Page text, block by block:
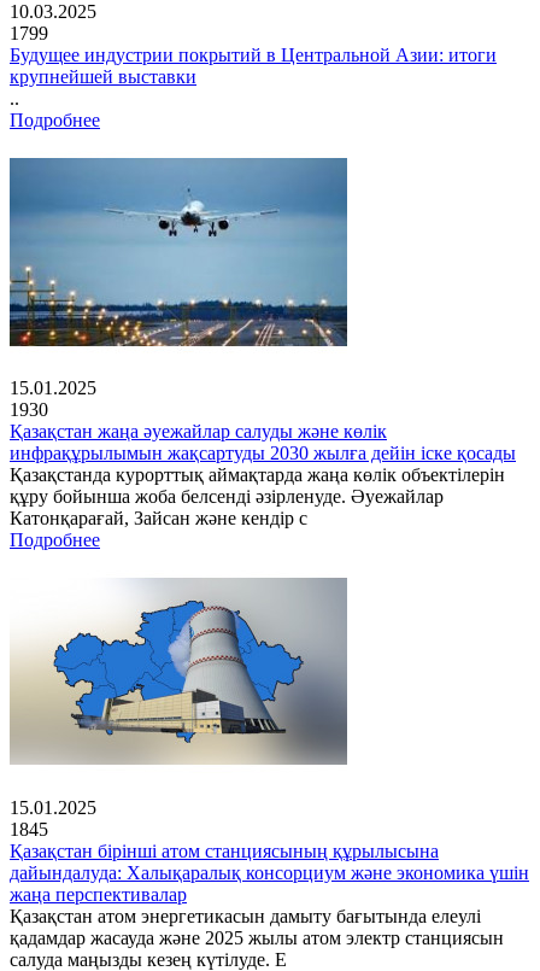
10.03.2025
1799
Будущее индустрии покрытий в Центральной Азии: итоги
крупнейшей выставки
..
Подробнее
15.01.2025
1930
Қазақстан жаңа әуежайлар салуды және көлік
инфрақұрылымын жақсартуды 2030 жылға дейін іске қосады
Қазақстанда курорттық аймақтарда жаңа көлік объектілерін
құру бойынша жоба белсенді әзірленуде. Әуежайлар
Катонқарағай, Зайсан және кендір с
Подробнее
15.01.2025
1845
Қазақстан бірінші атом станциясының құрылысына
дайындалуда: Халықаралық консорциум және экономика үшін
жаңа перспективалар
Қазақстан атом энергетикасын дамыту бағытында елеулі
қадамдар жасауда және 2025 жылы атом электр станциясын
салуда маңызды кезең күтілуде. Е